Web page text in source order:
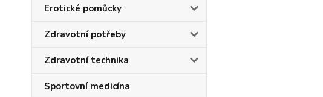
Erotické pomůcky
Zdravotní potřeby
Zdravotní technika
Sportovní medicína